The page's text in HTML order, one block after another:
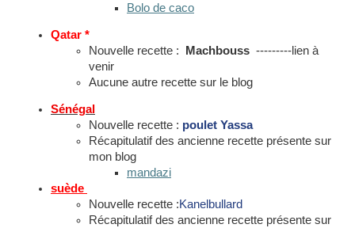
Bolo de caco
Qatar *
Nouvelle recette :
Machbouss ---------lien à
venir
Aucune autre recette sur le blog
Sénégal
Nouvelle recette : poulet Yassa
Récapitulatif des ancienne recette présente sur
mon blog
mandazi
suède
Nouvelle recette :Kanelbullard
Récapitulatif des ancienne recette présente sur